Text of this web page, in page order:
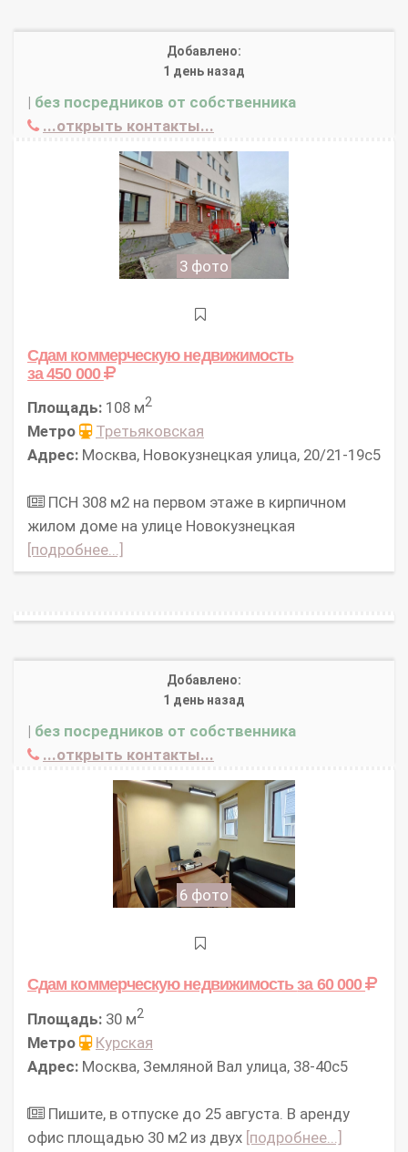
Добавлено:
1 день назад
| без посредников от собственника
...открыть контакты...
3 фото
Сдам коммерческую недвижимость
за 450 000
Площадь: 108 м2
Метро
Третьяковская
Адрес: Москва, Новокузнецкая улица, 20/21-19с5
ПСН 308 м2 на первом этаже в кирпичном
жилом доме на улице Новокузнецкая
[подробнее...]
Добавлено:
1 день назад
| без посредников от собственника
...открыть контакты...
6 фото
Сдам коммерческую недвижимостьза 60 000
Площадь: 30 м2
Метро
Курская
Адрес: Москва, Земляной Вал улица, 38-40с5
Пишите, в отпуске до 25 августа. В аренду
офис площадью 30 м2 из двух [подробнее...]